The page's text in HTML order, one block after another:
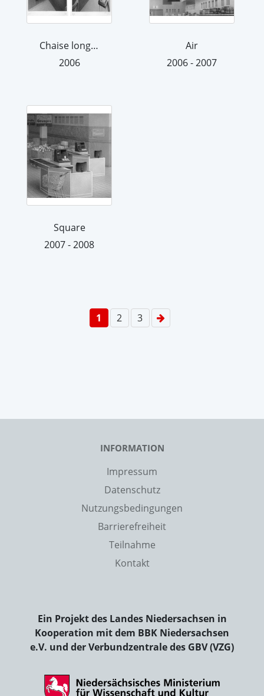
Chaise longue
2006
Air
2006 - 2007
Square
2007 - 2008
1 2 3
INFORMATION
Impressum
Datenschutz
Nutzungsbedingungen
Barrierefreiheit
Teilnahme
Kontakt
Ein Projekt des Landes Niedersachsen in
Kooperation mit dem BBK Niedersachsen
e.V. und der Verbundzentrale des GBV (VZG)